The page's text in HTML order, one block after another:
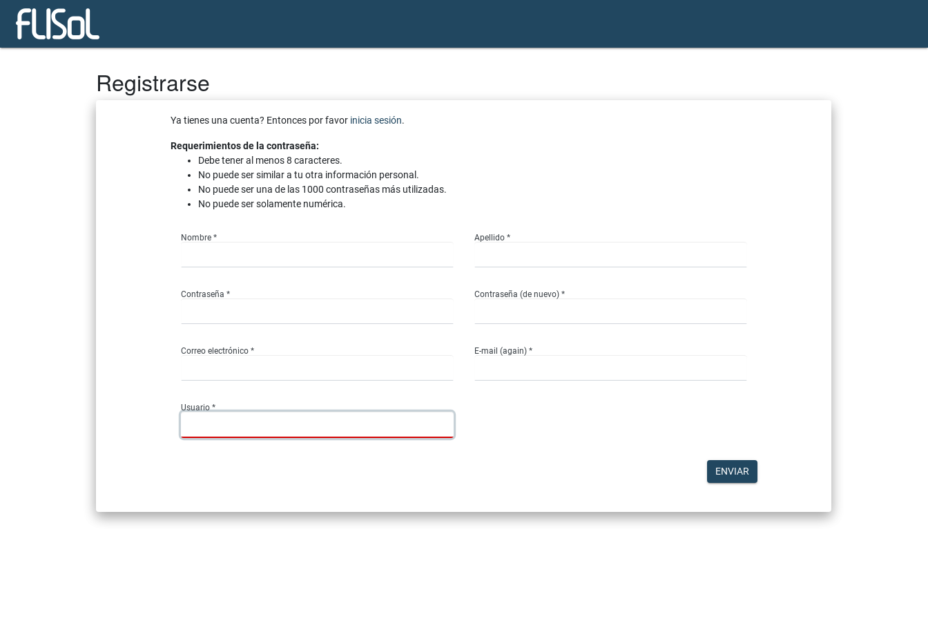
Registrarse
Ya tienes una cuenta? Entonces por favor inicia sesión.
Requerimientos de la contraseña:
Debe tener al menos 8 caracteres.
No puede ser similar a tu otra información personal.
No puede ser una de las 1000 contraseñas más utilizadas.
No puede ser solamente numérica.
Nombre * Apellido *
Contraseña * Contraseña (de nuevo) *
Correo electrónico * E-mail (again) *
Usuario *
ENVIAR